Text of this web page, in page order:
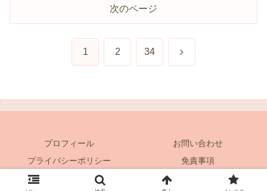
次のページ
1 2 34 次
プロフィール
お問い合わせ
プライバシーポリシー
免責事項
Copyright © 2022-2026 クロスうさぎ株 All Rights Reserved.